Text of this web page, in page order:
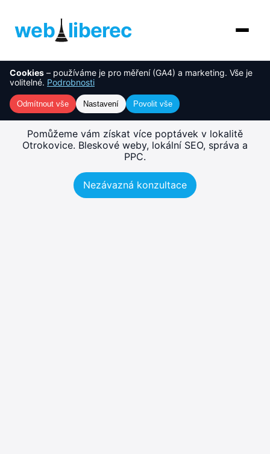
web liberec
O nás
Služby
NOVINKA
AI řešení
Cookies – používáme je pro měření (GA4) a marketing. Vše je
volitelné. Podrobnosti
Odmítnout vše Nastavení Povolit vše
Tvorba webu Otrokovice –
rychlé, SEO-ready weby
Pomůžeme vám získat více poptávek v lokalitě
Otrokovice. Bleskové weby, lokální SEO, správa a
PPC.
Nezávazná konzultace